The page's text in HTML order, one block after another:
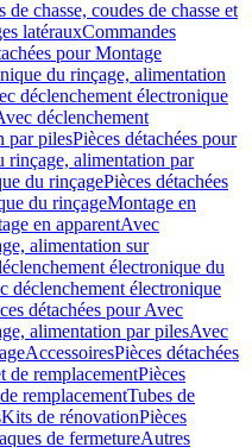
de chasse, coudes de chasse et
latérauxCommandes
pour Montage
du rinçage, alimentation
déclenchement électronique
déclenchement
par pilesPièces détachées pour
rinçage, alimentation par
du rinçagePièces détachées
du rinçageMontage en
en apparentAvec
alimentation sur
électronique du
déclenchement électronique
détachées pour Avec
alimentation par pilesAvec
AccessoiresPièces détachées
de remplacementPièces
remplacementTubes de
Kits de rénovationPièces
de fermetureAutres